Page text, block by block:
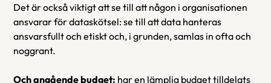
Det är också viktigt att se till att någon i organisationen
ansvarar för dataskötsel: se till att data hanteras
ansvarsfullt och etiskt och, i grunden, samlas in ofta och
noggrant.
Och angående budget: har en lämplig budget tilldelats